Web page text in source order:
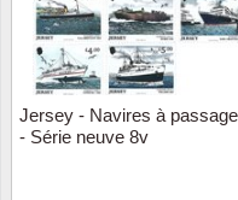
Jersey - Navires à
- Série neuve 8v